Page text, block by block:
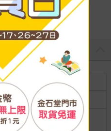
裝訂
分級 普通級
商品規
25開15*21cm